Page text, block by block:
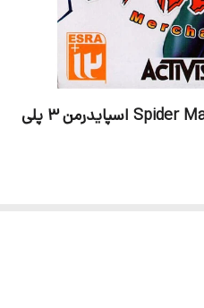
بازی Spider Man Merchandising PS2 اسپایدرمن 3 پلی